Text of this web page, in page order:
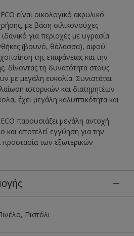
είναι οικολογικό ακρυλικό
με βάση σιλικονούχες
ιδανικό για περιοχές με υγρασία
(βουνό, θάλασσα), αφού
της επιφάνειας και την
δίνοντας τη δυνατότητα στους
με μεγάλη ευκολία. Συνιστάται
ιστορικών και διατηρητέων
έχει μεγάλη καλυπτικότητα και
παρουσιάζει μεγάλη αντοχή
και αποτελεί εγγύηση για την
των εξωτερικών
Πιστόλι